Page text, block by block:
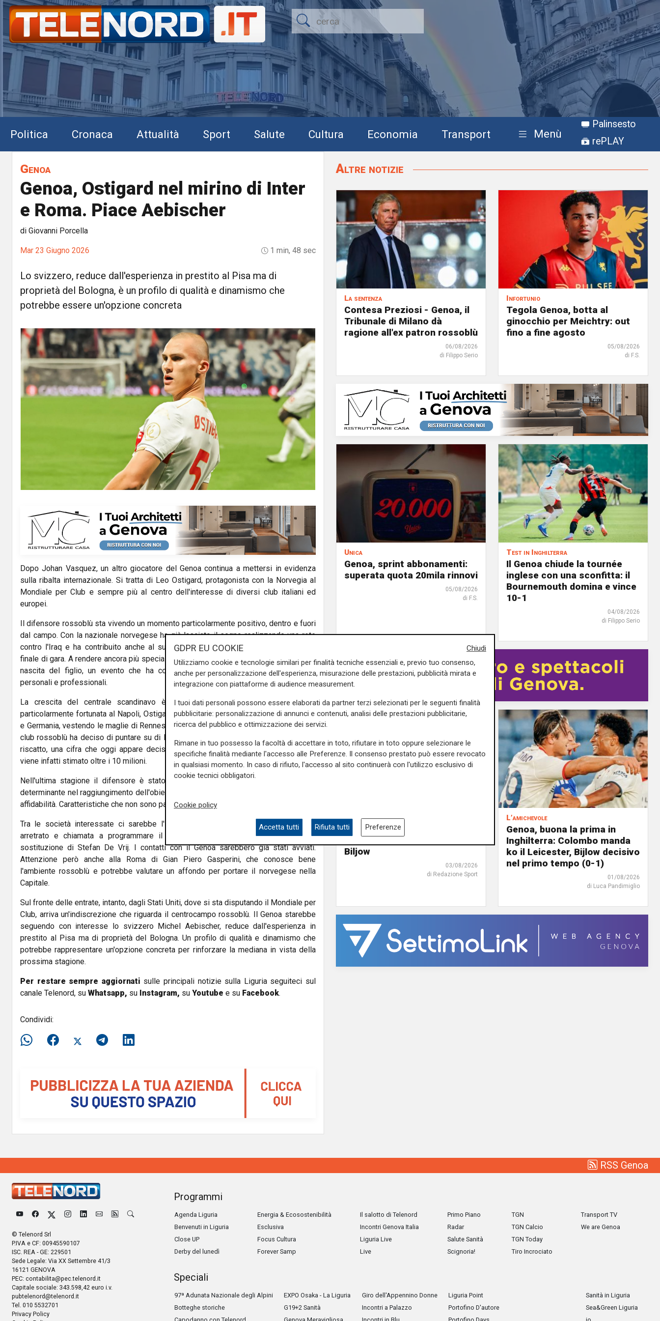
Politica Cronaca Attualità Sport Salute Cultura Economia Transport Menù
Palinsesto
rePLAY
Genoa
Genoa, Ostigard nel mirino di Inter
e Roma. Piace Aebischer
di Giovanni Porcella
Mar 23 Giugno 2026 1 min, 48 sec
Lo svizzero, reduce dall'esperienza in prestito al Pisa ma di
proprietà del Bologna, è un profilo di qualità e dinamismo che
potrebbe essere un'opzione concreta
Dopo Johan Vasquez, un altro giocatore del Genoa continua a mettersi in evidenza
sulla ribalta internazionale. Si tratta di Leo Ostigard, protagonista con la Norvegia al
Mondiale per Club e sempre più al centro dell'interesse di diversi club italiani ed
europei.
Il difensore rossoblù sta vivendo un momento particolarmente positivo, dentro e fuori
dal campo. Con la nazionale norvegese ha già lasciato il segno realizzando una rete
contro l'Iraq e ha contribuito anche al successo per 3-2 sul Senegal, entrando nel
finale di gara. A rendere ancora più speciale questo periodo c'è stata anche la recente
nascita del figlio, un evento che ha coronato settimane ricche di soddisfazioni
personali e professionali.
La crescita del centrale scandinavo è stata costante. Dopo l'esperienza non
particolarmente fortunata al Napoli, Ostigard ha proseguito il suo percorso tra Francia
e Germania, vestendo le maglie di Rennes e Hoffenheim, prima del ritorno al Genoa. Il
club rossoblù ha deciso di puntare su di lui investendo circa 2,5 milioni di euro per il
riscatto, una cifra che oggi appare decisamente rivalutata: il suo valore di mercato
viene infatti stimato oltre i 10 milioni.
Nell'ultima stagione il difensore è stato uno dei pilastri della squadra, risultando
determinante nel raggiungimento dell'obiettivo salvezza grazie a leadership, fisicità e
affidabilità. Caratteristiche che non sono passate inosservate sul mercato.
Tra le società interessate ci sarebbe l'Inter, alla ricerca di rinforzi per il reparto
arretrato e chiamata a programmare il futuro della difesa anche in vista della
sostituzione di Stefan De Vrij. I contatti con il Genoa sarebbero già stati avviati.
Attenzione però anche alla Roma di Gian Piero Gasperini, che conosce bene
l'ambiente rossoblù e potrebbe valutare un affondo per portare il norvegese nella
Capitale.
Sul fronte delle entrate, intanto, dagli Stati Uniti, dove si sta disputando il Mondiale per
Club, arriva un'indiscrezione che riguarda il centrocampo rossoblù. Il Genoa starebbe
seguendo con interesse lo svizzero Michel Aebischer, reduce dall'esperienza in
prestito al Pisa ma di proprietà del Bologna. Un profilo di qualità e dinamismo che
potrebbe rappresentare un'opzione concreta per rinforzare la mediana in vista della
prossima stagione.
Per restare sempre aggiornati sulle principali notizie sulla Liguria seguiteci sul
canale Telenord, su Whatsapp, su Instagram, su Youtube e su Facebook.
Condividi:
Altre notizie
La sentenza
Contesa Preziosi - Genoa, il
Tribunale di Milano dà
ragione all'ex patron rossoblù
06/08/2026
di Filippo Serio
Infortunio
Tegola Genoa, botta al
ginocchio per Meichtry: out
fino a fine agosto
05/08/2026
di F.S.
Unica
Genoa, sprint abbonamenti:
superata quota 20mila rinnovi
05/08/2026
di F.S.
Test in Inghilterra
Il Genoa chiude la tournée
inglese con una sconfitta: il
Bournemouth domina e vince
10-1
04/08/2026
di Filippo Serio
Mercato Genoa, per la porta
piace Weiss. E salgono le
quote di Stolz per il vice-
Biljow
03/08/2026
di Redazione Sport
L’amichevole
Genoa, buona la prima in
Inghilterra: Colombo manda
ko il Leicester, Bijlow decisivo
nel primo tempo (0-1)
01/08/2026
di Luca Pandimiglio
RSS Genoa
© Telenord Srl
P.IVA e CF: 00945590107
ISC. REA - GE: 229501
Sede Legale: Via XX Settembre 41/3
16121 GENOVA
PEC: contabilita@pec.telenord.it
Capitale sociale: 343.598,42 euro i.v.
pubtelenord@telenord.it
Tel. 010 5532701
Privacy Policy
Programmi
Agenda Liguria
Benvenuti in Liguria
Close UP
Derby del lunedì
Energia & Ecosostenibilità
Esclusiva
Focus Cultura
Forever Samp
Il salotto di Telenord
Incontri Genova Italia
Liguria Live
Live
Primo Piano
Radar
Salute Sanità
Scignoria!
TGN
TGN Calcio
TGN Today
Tiro Incrociato
Transport TV
We are Genoa
Speciali
97ª Adunata Nazionale degli Alpini
Botteghe storiche
EXPO Osaka - La Liguria
G19+2 Sanità
Giro dell'Appennino Donne
Incontri a Palazzo
Liguria Point
Portofino D'autore
Sanità in Liguria
Sea&Green Liguria
Chiudi
GDPR EU COOKIE
Utilizziamo cookie e tecnologie similari per finalità tecniche essenziali e, previo tuo consenso,
anche per personalizzazione dell'esperienza, misurazione delle prestazioni, pubblicità mirata e
integrazione con piattaforme di audience measurement.
I tuoi dati personali possono essere elaborati da partner terzi selezionati per le seguenti finalità
pubblicitarie: personalizzazione di annunci e contenuti, analisi delle prestazioni pubblicitarie,
ricerca del pubblico e ottimizzazione dei servizi.
Rimane in tuo possesso la facoltà di accettare in toto, rifiutare in toto oppure selezionare le
specifiche finalità mediante l'accesso alle Preferenze. Il consenso prestato può essere revocato
in qualsiasi momento. In caso di rifiuto, l'accesso al sito continuerà con l'utilizzo esclusivo di
cookie tecnici obbligatori.
Cookie policy
Accetta tutti Rifiuta tutti Preferenze